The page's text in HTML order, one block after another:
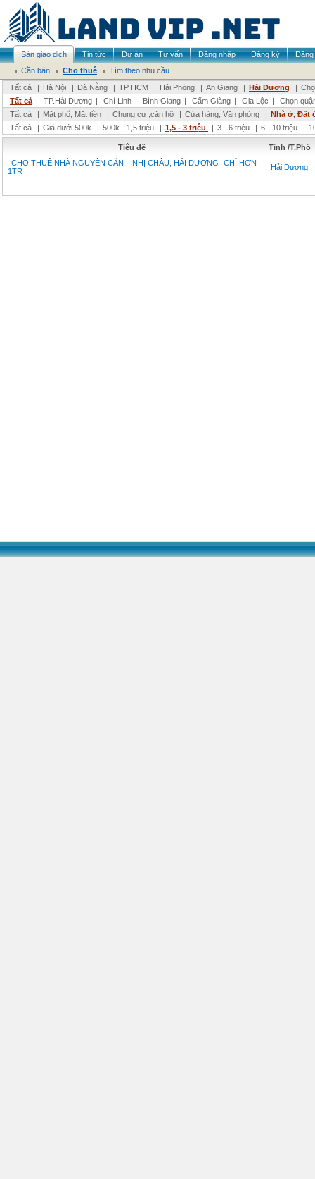
Sàn giao dịch Tin tức Dự án Tư vấn Đăng nhập Đăng ký
Đăng
Cần bán
Cho thuê
Tìm theo nhu cầu
Tất cả
| Hà Nội | Đà Nẵng | TP HCM | Hải Phòng | An Giang | Hải Dương |
Tất cả | TP.Hải Dương | Chí Linh | Bình Giang | Cẩm Giàng | Gia Lộc |
Chọn
Tất cả
| Mặt phố, Mặt tiền | Chung cư ,căn hộ | Cửa hàng, Văn phòng | Nhà ở, Đất
Tất cả
| Giá dưới 500k | 500k - 1,5 triệu | 1,5 - 3 triệu | 3 - 6 triệu | 6 - 10 triệu |
Tiêu đề
Tỉnh /T.Phố
CHO THUÊ NHÀ NGUYÊN CĂN – NHỊ CHÂU, HẢI DƯƠNG- CHỈ HƠN
1TR
Hải Dương